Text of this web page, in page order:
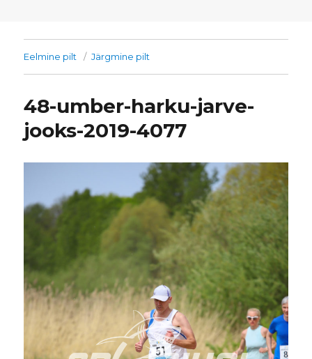
Eelmine pilt Järgmine pilt
48-umber-harku-jarve-
jooks-2019-4077